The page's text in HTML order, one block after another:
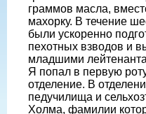
граммов масла,
махорку. В течение
были ускоренно
пехотных взводов и
младшими
Я попал в первую
отделение. В
педучилища и
Холма, фамилии